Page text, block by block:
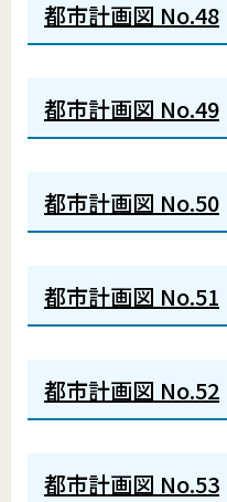
都市計画図 No.48
都市計画図 No.49
都市計画図 No.50
都市計画図 No.51
都市計画図 No.52
都市計画図 No.53